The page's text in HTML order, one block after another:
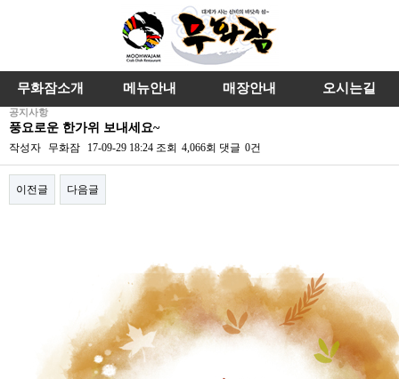
무화잠소개 메뉴안내 매장안내 오시는길
공지사항
풍요로운 한가위 보내세요~
작성자 무화잠 17-09-29 18:24 조회 4,066회 댓글 0건
이전글 다음글